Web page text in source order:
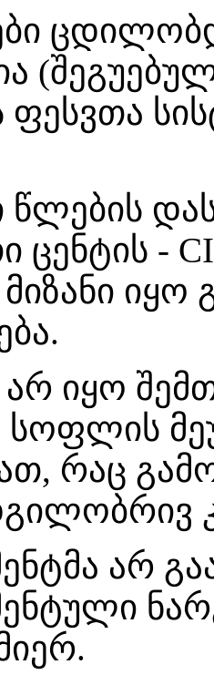
ფესვთა
წლების
ცენტის -
იყო
იყო
რაც
არ